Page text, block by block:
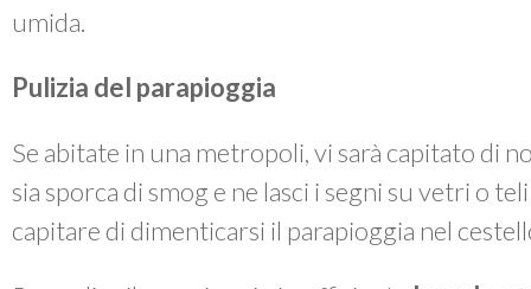
umida.
Pulizia del parapioggia
Se abitate in una metropoli, vi sarà capitato di
sia sporca di smog e ne lasci i segni su vetri o
capitare di dimenticarsi il parapioggia nel